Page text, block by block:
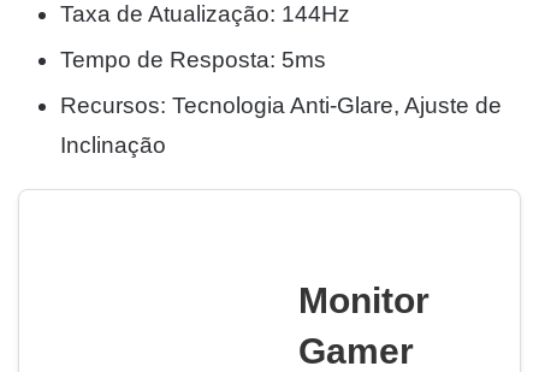
Taxa de Atualização: 144Hz
Tempo de Resposta: 5ms
Recursos: Tecnologia Anti-Glare, Ajuste de
Inclinação
Monitor
Gamer